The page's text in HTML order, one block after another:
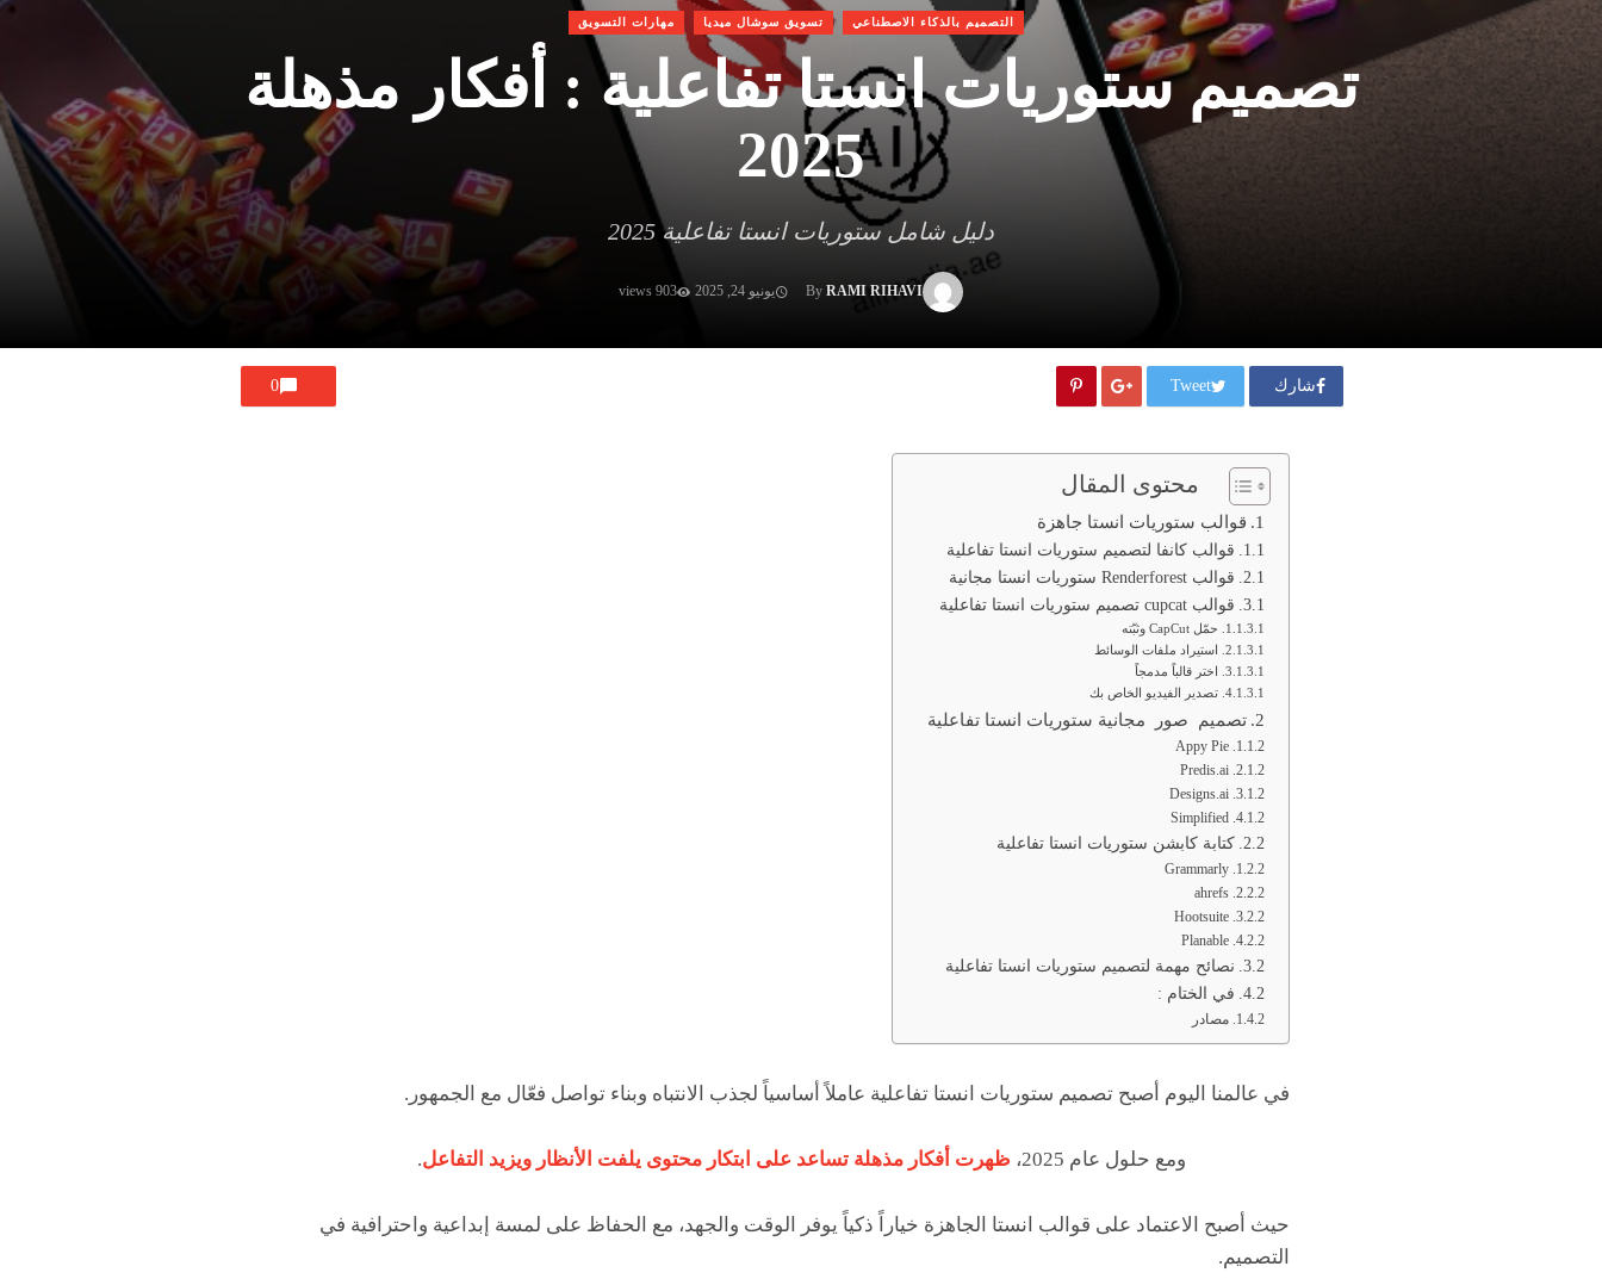
التصميم بالذكاء الاصطناعي تسويق سوشال ميديا مهارات التسويق
تصميم ستوريات انستا تفاعلية : أفكار مذهلة
2025
دليل شامل ستوريات انستا تفاعلية 2025
ByRAMI RIHAVI يونيو 24, 2025 903 views
شارك Tweet
0
محتوى المقال
قوالب ستوريات انستا جاهزة
قوالب كانفا لتصميم ستوريات انستا تفاعلية
قوالب Renderforest ستوريات انستا مجانية
قوالب cupcat تصميم ستوريات انستا تفاعلية
حمّل CapCut وثبّته
استيراد ملفات الوسائط
اختر قالباً مدمجاً
تصدير الفيديو الخاص بك
تصميم صور مجانية ستوريات انستا تفاعلية
Appy Pie
Predis.ai
Designs.ai
Simplified
كتابة كابشن ستوريات انستا تفاعلية
Grammarly
ahrefs
Hootsuite
Planable
نصائح مهمة لتصميم ستوريات انستا تفاعلية
في الختام :
مصادر
في عالمنا اليوم أصبح تصميم ستوريات انستا تفاعلية عاملاً أساسياً لجذب الانتباه وبناء تواصل فعّال مع الجمهور.
ومع حلول عام 2025، ظهرت أفكار مذهلة تساعد على ابتكار محتوى يلفت الأنظار ويزيد التفاعل.
حيث أصبح الاعتماد على قوالب انستا الجاهزة خياراً ذكياً يوفر الوقت والجهد، مع الحفاظ على لمسة إبداعية واحترافية في
التصميم.